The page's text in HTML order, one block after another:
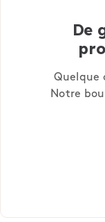
De
Quelque
Notre